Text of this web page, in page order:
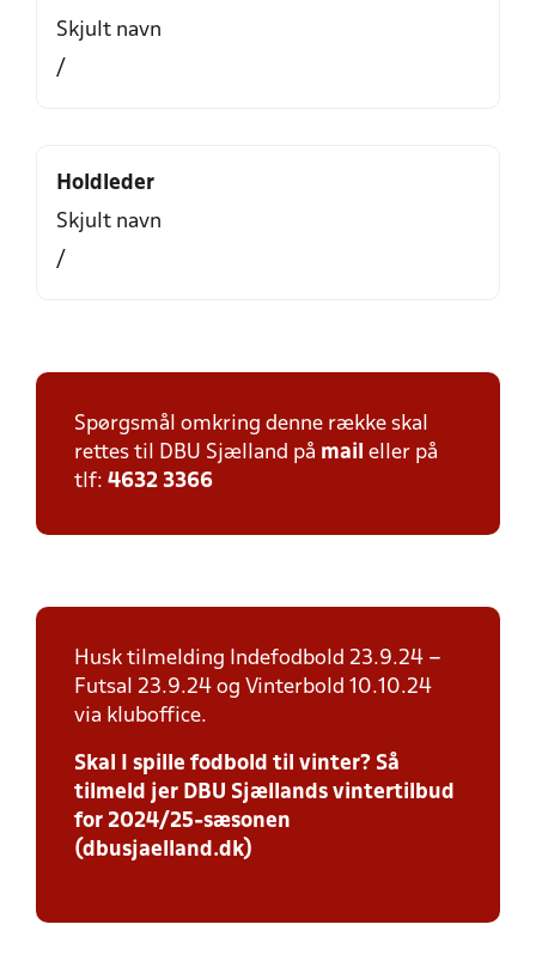
Skjult navn
/
Holdleder
Skjult navn
/
Spørgsmål omkring denne række skal
rettes til DBU Sjælland på mail eller på
tlf: 4632 3366
Husk tilmelding Indefodbold 23.9.24 –
Futsal 23.9.24 og Vinterbold 10.10.24
via kluboffice.
Skal I spille fodbold til vinter? Så
tilmeld jer DBU Sjællands vintertilbud
for 2024/25-sæsonen
(dbusjaelland.dk)